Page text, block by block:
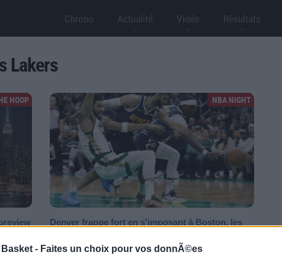
Basket - Faites un choix pour vos donnÃ©es
Chrono Actualité Vidéo Résultats
Lakers
HOOP NBA NIGHT
Denver frappe fort en s'imposant à Boston, les
7 matches cette nuit avec en tête d'affiche un énorme choc